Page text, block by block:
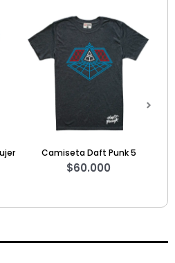
Camiseta F1 Edición SE 2025 –
HUL